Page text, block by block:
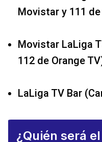
Movistar y 111
Movistar LaLiga
112 de Orange
LaLiga TV Bar